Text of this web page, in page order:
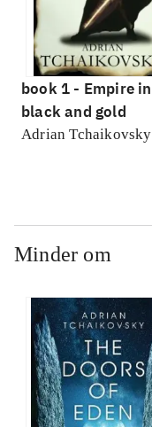
book 1 - Empire in
black and gold
Adrian Tchaikovsky
Minder om